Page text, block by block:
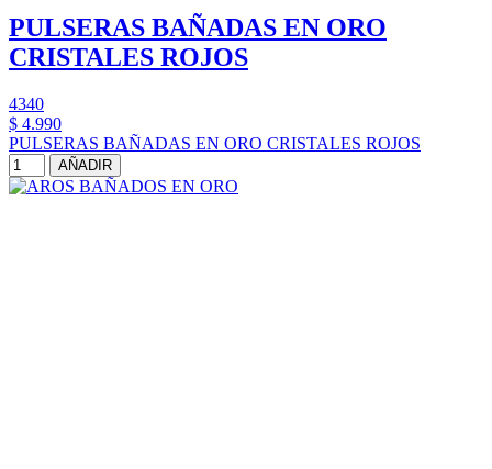
PULSERAS BAÑADAS EN ORO
CRISTALES ROJOS
4340
$ 4.990
PULSERAS BAÑADAS EN ORO CRISTALES ROJOS
AÑADIR